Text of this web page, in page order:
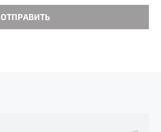
ОТПРАВИТЬ